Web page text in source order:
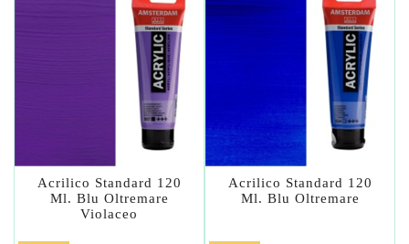
Acrilico Standard 120
Ml. Blu Oltremare
Violaceo
Acrilico Standard 120
Ml. Blu Oltremare